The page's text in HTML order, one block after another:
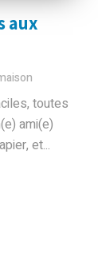
aux
toutes
ami(e)
et...